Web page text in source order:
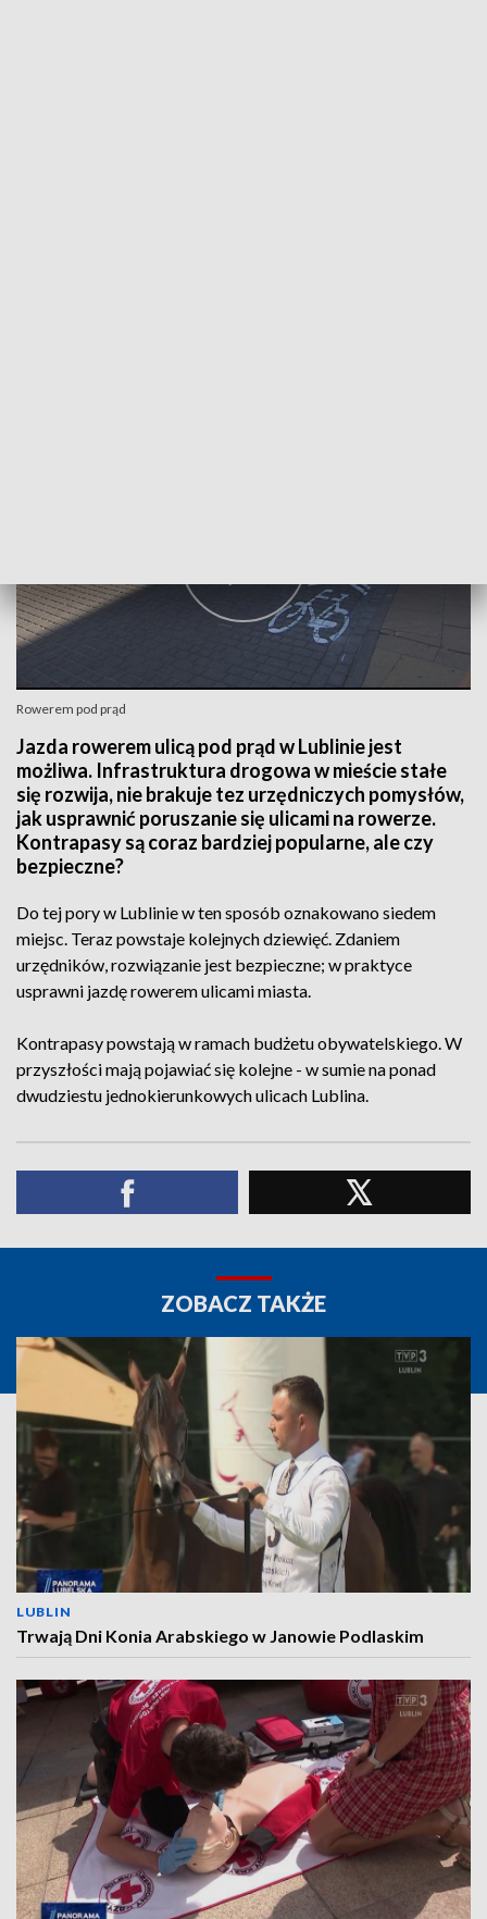
Rowerem pod prąd
Jazda rowerem ulicą pod prąd w Lublinie jest
możliwa. Infrastruktura drogowa w mieście stałe
się rozwija, nie brakuje tez urzędniczych pomysłów,
jak usprawnić poruszanie się ulicami na rowerze.
Kontrapasy są coraz bardziej popularne, ale czy
bezpieczne?
Do tej pory w Lublinie w ten sposób oznakowano siedem
miejsc. Teraz powstaje kolejnych dziewięć. Zdaniem
urzędników, rozwiązanie jest bezpieczne; w praktyce
usprawni jazdę rowerem ulicami miasta.
Kontrapasy powstają w ramach budżetu obywatelskiego. W
przyszłości mają pojawiać się kolejne - w sumie na ponad
dwudziestu jednokierunkowych ulicach Lublina.
ZOBACZ TAKŻE
LUBLIN
Trwają Dni Konia Arabskiego w Janowie Podlaskim